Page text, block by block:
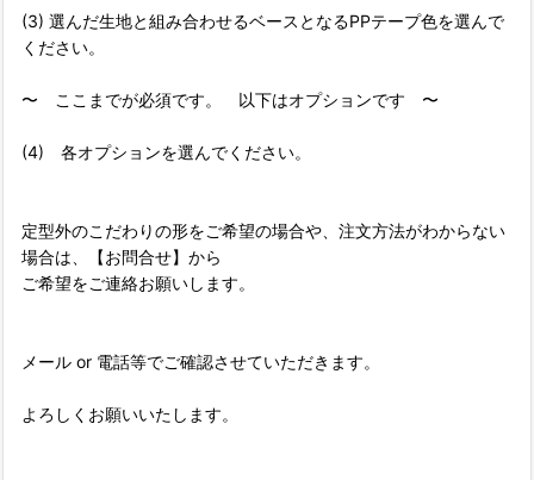
(3) 選んだ生地と組み合わせるベースとなるPPテープ色を選んで
ください。
〜 ここまでが必須です。 以下はオプションです 〜
(4) 各オプションを選んでください。
定型外のこだわりの形をご希望の場合や、注文方法がわからない
場合は、【お問合せ】から
ご希望をご連絡お願いします。
メール or 電話等でご確認させていただきます。
よろしくお願いいたします。